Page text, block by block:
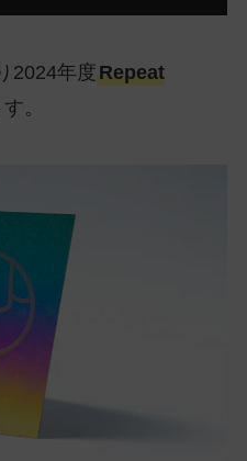
2024年度Repeat
。